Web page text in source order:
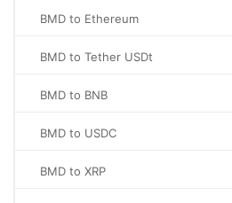
BMD to Ethereum
BMD to Tether USDt
BMD to BNB
BMD to USDC
BMD to XRP